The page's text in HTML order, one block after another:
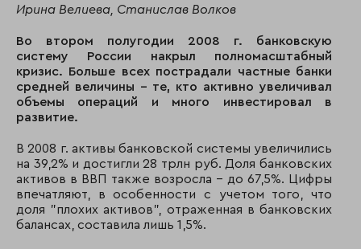
44 44
45 73 БТА банк
46 61 КМБ-банк
47 38 МИНБ
49 30 Банк "Глобэкс"
50 46 Кредит Европа
Ирина Велиева, Станислав Волков
Во втором полугодии 2008 г. банковскую
систему России накрыл полномасштабный
кризис. Больше всех пострадали частные банки
средней величины – те, кто активно увеличивал
объемы операций и много инвестировал в
развитие.
В 2008 г. активы банковской системы увеличились
на 39,2% и достигли 28 трлн руб. Доля банковских
активов в ВВП также возросла – до 67,5%. Цифры
впечатляют, в особенности с учетом того, что
доля "плохих активов", отраженная в банковских
балансах, составила лишь 1,5%.